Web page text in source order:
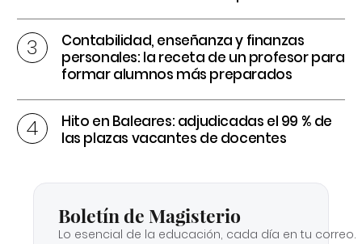
Contabilidad, enseñanza y finanzas
personales: la receta de un profesor para
formar alumnos más preparados
Hito en Baleares: adjudicadas el 99 % de
las plazas vacantes de docentes
Boletín de Magisterio
Lo esencial de la educación, cada día en tu correo.